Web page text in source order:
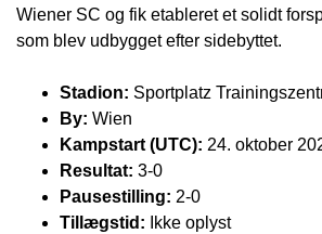
Wiener SC og fik etableret et solidt
som blev udbygget efter sidebyttet.
Stadion: Sportplatz
By: Wien
Kampstart (UTC): 24. oktober
Resultat: 3-0
Pausestilling: 2-0
Tillægstid: Ikke oplyst